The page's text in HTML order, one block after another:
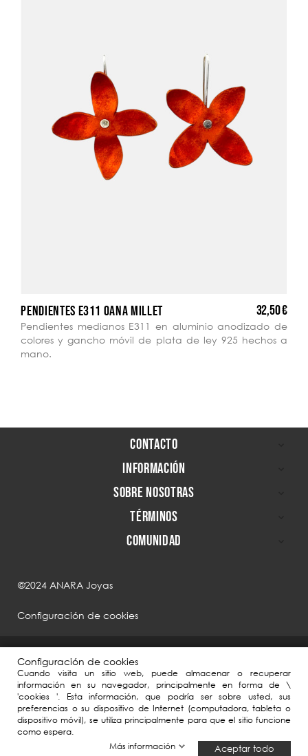
PENDIENTES E311 OANA MILLET 32,50 €
Pendientes medianos E311 en aluminio anodizado de
colores y gancho móvil de plata de ley 925 hechos a
mano.
CONTACTO
INFORMACIÓN
SOBRE NOSOTRAS
TÉRMINOS
COMUNIDAD
©2024 ANARA Joyas
Configuración de cookies
ANARA Joyas, en el marco de la Agenda España Digital 2025, ha contado
con el apoyo del Plan de Digitalización PYMEs 2021-2025 y el Plan de
Configuración de cookies
Cuando visita un sitio web, puede almacenar o recuperar
información en su navegador, principalmente en forma de \
'cookies '. Esta información, que podría ser sobre usted, sus
preferencias o su dispositivo de Internet (computadora, tableta o
dispositivo móvil), se utiliza principalmente para que el sitio funcione
como espera.
Más información
Aceptar todo